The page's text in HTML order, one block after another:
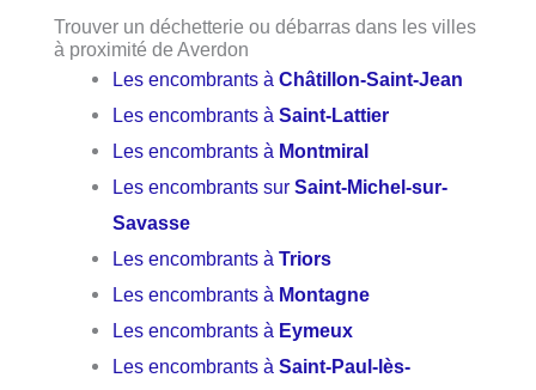
Trouver un déchetterie ou débarras dans les villes
à proximité de Averdon
Les encombrants àChâtillon-Saint-Jean
Les encombrants àSaint-Lattier
Les encombrants à Montmiral
Les encombrants surSaint-Michel-sur-
Savasse
Les encombrants àTriors
Les encombrants à Montagne
Les encombrants à Eymeux
Les encombrants àSaint-Paul-lès-